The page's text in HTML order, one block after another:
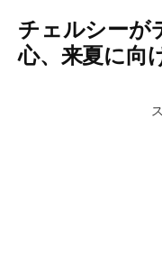
チェルシーが
心、来夏に向